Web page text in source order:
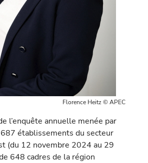
Florence Heitz © APEC
l’enquête annuelle menée par
687 établissements du secteur
(du 12 no­vembre 2024 au 29
648 cadres de la région